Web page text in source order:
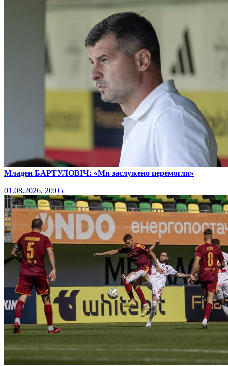
Младен БАРТУЛОВІЧ: «Ми заслужено перемогли»
01.08.2026, 20:05